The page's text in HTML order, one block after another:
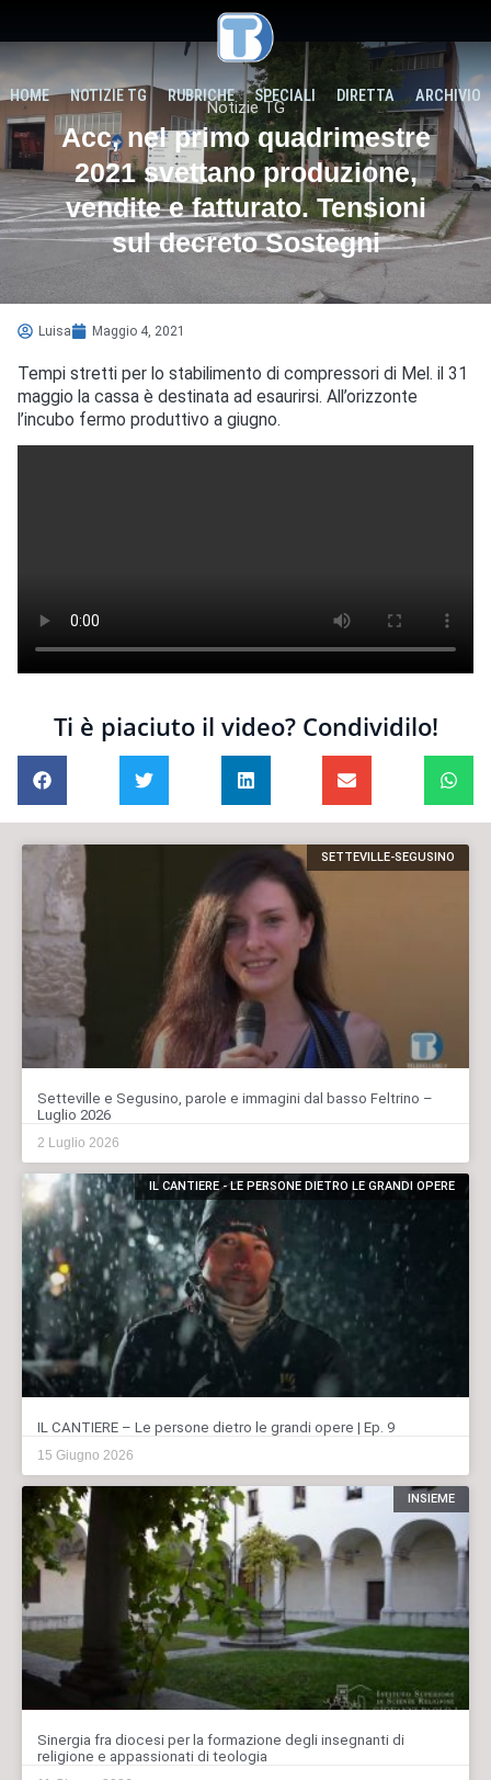
HOME NOTIZIE TG RUBRICHE SPECIALI DIRETTA ARCHIVIO
Notizie TG
Acc, nel primo quadrimestre
2021 svettano produzione,
vendite e fatturato. Tensioni
sul decreto Sostegni
Luisa Maggio 4, 2021
Tempi stretti per lo stabilimento di compressori di Mel. il 31
maggio la cassa è destinata ad esaurirsi. All’orizzonte
l’incubo fermo produttivo a giugno.
Ti è piaciuto il video? Condividilo!
SETTEVILLE-SEGUSINO
Setteville e Segusino, parole e immagini dal basso Feltrino –
Luglio 2026
2 Luglio 2026
IL CANTIERE - LE PERSONE DIETRO LE GRANDI OPERE
IL CANTIERE – Le persone dietro le grandi opere | Ep. 9
15 Giugno 2026
INSIEME
Sinergia fra diocesi per la formazione degli insegnanti di
religione e appassionati di teologia